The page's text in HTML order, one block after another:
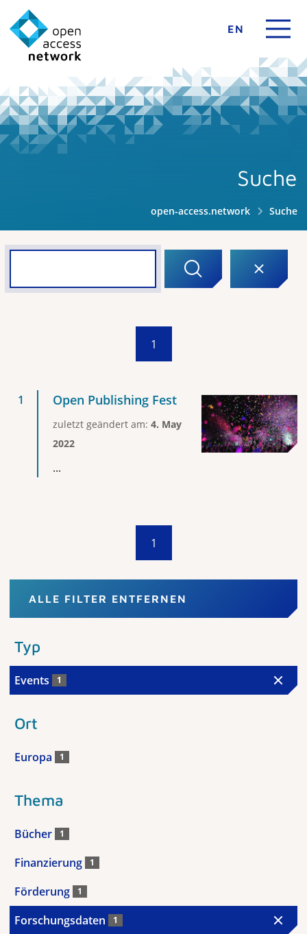
EN
Suche
open-access.network Suche
1
Open Publishing Fest
zuletzt geändert am: 4. May
2022
...
1
ALLE FILTER ENTFERNEN
Typ
Events 1
Ort
Europa 1
Thema
Bücher 1
Finanzierung 1
Förderung 1
Forschungsdaten 1